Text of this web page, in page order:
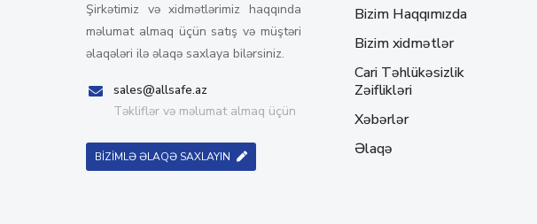
Şirkətimiz və xidmətlərimiz haqqında
məlumat almaq üçün satış və müştəri
əlaqələri ilə əlaqə saxlaya bilərsiniz.
sales@allsafe.az
Təkliflər və məlumat almaq üçün
BİZİMLƏ ƏLAQƏ SAXLAYIN
Bizim Haqqımızda
Bizim xidmətlər
Cari Təhlükəsizlik
Zəiflikləri
Xəbərlər
Əlaqə